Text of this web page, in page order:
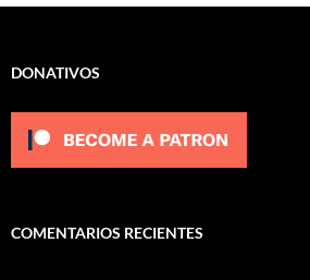
DONATIVOS
COMENTARIOS RECIENTES